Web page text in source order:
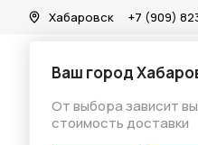
Хабаровск
Ваш город
От выбора зависит
стоимость доставки
+7 (909)
На главную
Каталог/Велосипеды/